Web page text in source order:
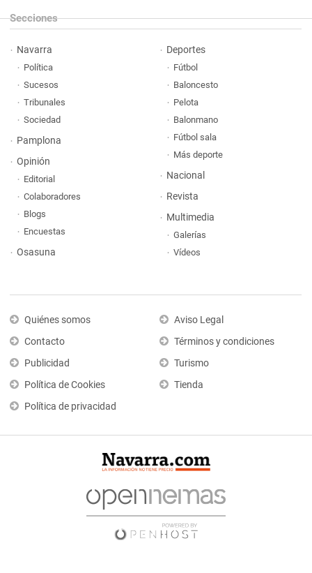
Secciones
Navarra
Política
Sucesos
Tribunales
Sociedad
Pamplona
Opinión
Editorial
Colaboradores
Blogs
Encuestas
Osasuna
Deportes
Fútbol
Baloncesto
Pelota
Balonmano
Fútbol sala
Más deporte
Nacional
Revista
Multimedia
Galerías
Vídeos
Quiénes somos
Contacto
Publicidad
Política de Cookies
Política de privacidad
Aviso Legal
Términos y condiciones
Turismo
Tienda